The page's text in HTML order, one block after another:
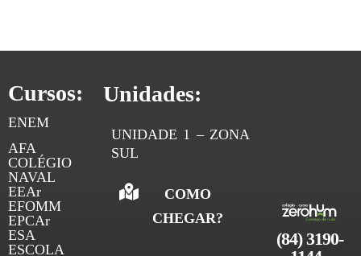
Cursos:
ENEM
AFA
COLÉGIO
NAVAL
EEAr
EFOMM
EPCAr
ESA
ESCOLA
Unidades:
UNIDADE 1 – ZONA
SUL
COMO
CHEGAR?
(84) 3190-